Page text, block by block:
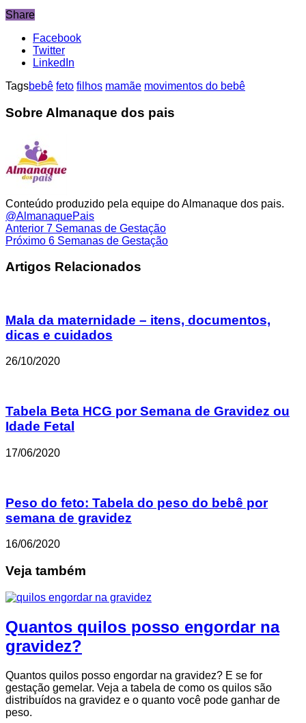
Share
Facebook
Twitter
LinkedIn
Tagsbebê feto filhos mamãe movimentos do bebê
Sobre Almanaque dos pais
Conteúdo produzido pela equipe do Almanaque dos pais.
@AlmanaquePais
Anterior 7 Semanas de Gestação
Próximo 6 Semanas de Gestação
Artigos Relacionados
Mala da maternidade – itens, documentos,
dicas e cuidados
26/10/2020
Tabela Beta HCG por Semana de Gravidez ou
Idade Fetal
17/06/2020
Peso do feto: Tabela do peso do bebê por
semana de gravidez
16/06/2020
Veja também
Quantos quilos posso engordar na
gravidez?
Quantos quilos posso engordar na gravidez? E se for
gestação gemelar. Veja a tabela de como os quilos são
distribuídos na gravidez e o quanto você pode ganhar de
peso.